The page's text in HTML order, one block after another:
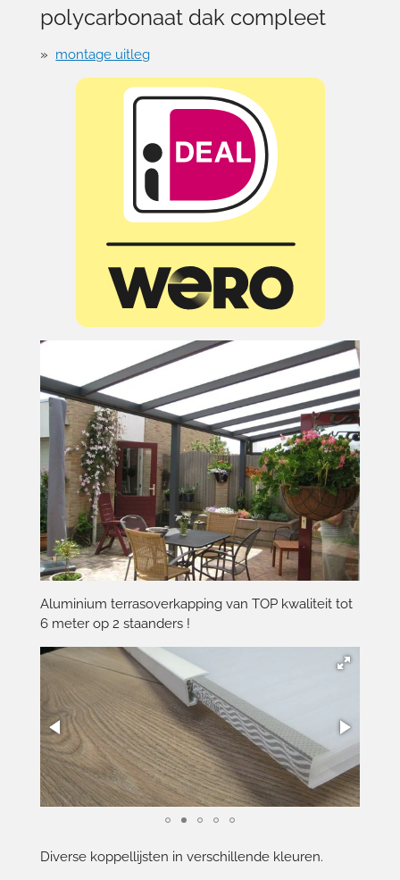
polycarbonaat dak compleet
montage uitleg
Aluminium terrasoverkapping van TOP kwaliteit tot
6 meter op 2 staanders !
Diverse koppellijsten in verschillende kleuren.